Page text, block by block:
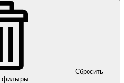
Сбросить
фильтры